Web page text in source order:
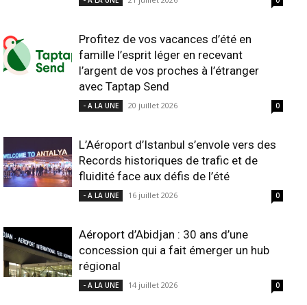
Profitez de vos vacances d’été en
famille l’esprit léger en recevant
l’argent de vos proches à l’étranger
avec Taptap Send
- A LA UNE 20 juillet 2026 0
L’Aéroport d’Istanbul s’envole vers des
Records historiques de trafic et de
fluidité face aux défis de l’été
- A LA UNE 16 juillet 2026 0
Aéroport d’Abidjan : 30 ans d’une
concession qui a fait émerger un hub
régional
- A LA UNE 14 juillet 2026 0